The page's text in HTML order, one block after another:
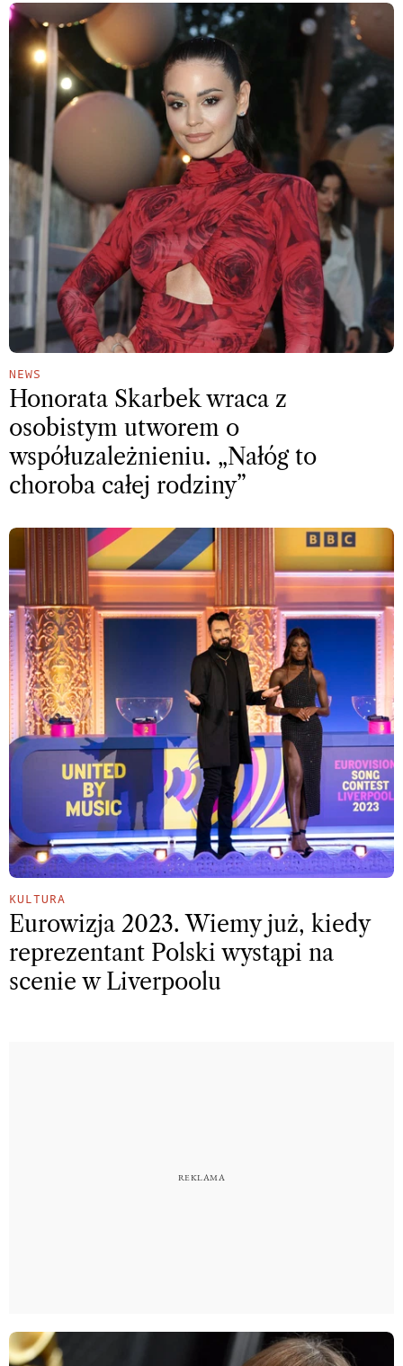
NEWS
Honorata Skarbek wraca z
osobistym utworem o
współuzależnieniu. „Nałóg to
choroba całej rodziny”
KULTURA
Eurowizja 2023. Wiemy już, kiedy
reprezentant Polski wystąpi na
scenie w Liverpoolu